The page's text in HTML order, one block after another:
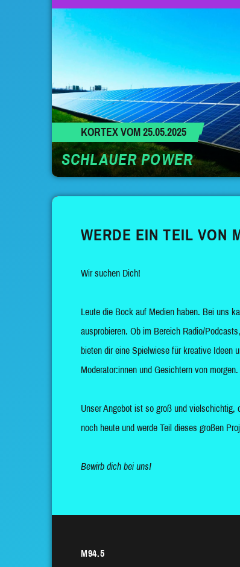
KORTEX VOM 25.05.2025
SCHLAUER POWER
WERDE EIN TEIL VON
Wir suchen Dich!
Leute die Bock auf Medien haben. Bei uns
ausprobieren. Ob im Bereich Radio/
bieten dir eine Spielwiese für kreative Ideen
Moderator:innen und Gesichtern von morgen.
Unser Angebot ist so groß und
noch heute und werde Teil dieses großen
Bewirb dich bei uns!
M94.5